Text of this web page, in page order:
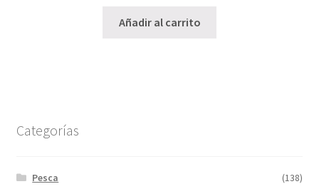
Añadir al carrito
Categorías
Pesca
(138)